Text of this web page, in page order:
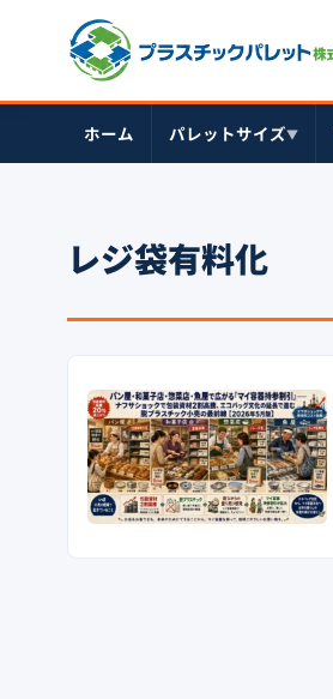
ホーム パレットサイズ▼
レジ袋有料化